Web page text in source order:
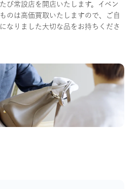
び常設店を開店いたします。イベン
のは高価買取いたしますので、ご自
なりました大切な品をお持ちくださ